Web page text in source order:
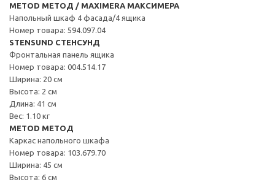
METOD МЕТОД / MAXIMERA МАКСИМЕРА
Напольный шкаф 4 фасада/4 ящика
Номер товара: 594.097.04
STENSUND СТЕНСУНД
Фронтальная панель ящика
Номер товара: 004.514.17
Ширина: 20 см
Высота: 2 см
Длина: 41 см
Вес: 1.10 кг
METOD МЕТОД
Каркас напольного шкафа
Номер товара: 103.679.70
Ширина: 45 см
Высота: 6 см